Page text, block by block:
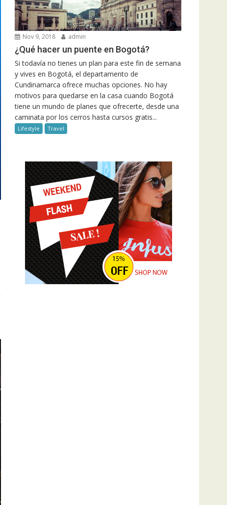
Nov 9, 2018 admin
¿Qué hacer un puente en Bogotá?
Si todavía no tienes un plan para este fin de semana
y vives en Bogotá, el departamento de
Cundinamarca ofrece muchas opciones. No hay
motivos para quedarse en la casa cuando Bogotá
tiene un mundo de planes que ofrecerte, desde una
caminata por los cerros hasta cursos gratis...
Lifestyle Travel